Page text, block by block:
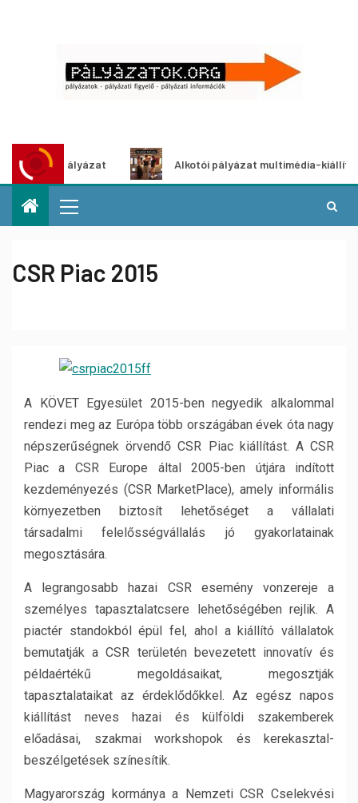
Alkotói pályázat multimédia-kiállításhoz
CSR Piac 2015
A KÖVET Egyesület 2015-ben negyedik alkalommal
rendezi meg az Európa több országában évek óta nagy
népszerűségnek örvendő CSR Piac kiállítást. A CSR
Piac a CSR Europe által 2005-ben útjára indított
kezdeményezés (CSR MarketPlace), amely informális
környezetben biztosít lehetőséget a vállalati
társadalmi felelősségvállalás jó gyakorlatainak
megosztására.
A legrangosabb hazai CSR esemény vonzereje a
személyes tapasztalatcsere lehetőségében rejlik. A
piactér standokból épül fel, ahol a kiállító vállalatok
bemutatják a CSR területén bevezetett innovatív és
példaértékű megoldásaikat, megosztják
tapasztalataikat az érdeklődőkkel. Az egész napos
kiállítást neves hazai és külföldi szakemberek
előadásai, szakmai workshopok és kerekasztal-
beszélgetések színesítik.
Magyarország kormánya a Nemzeti CSR Cselekvési